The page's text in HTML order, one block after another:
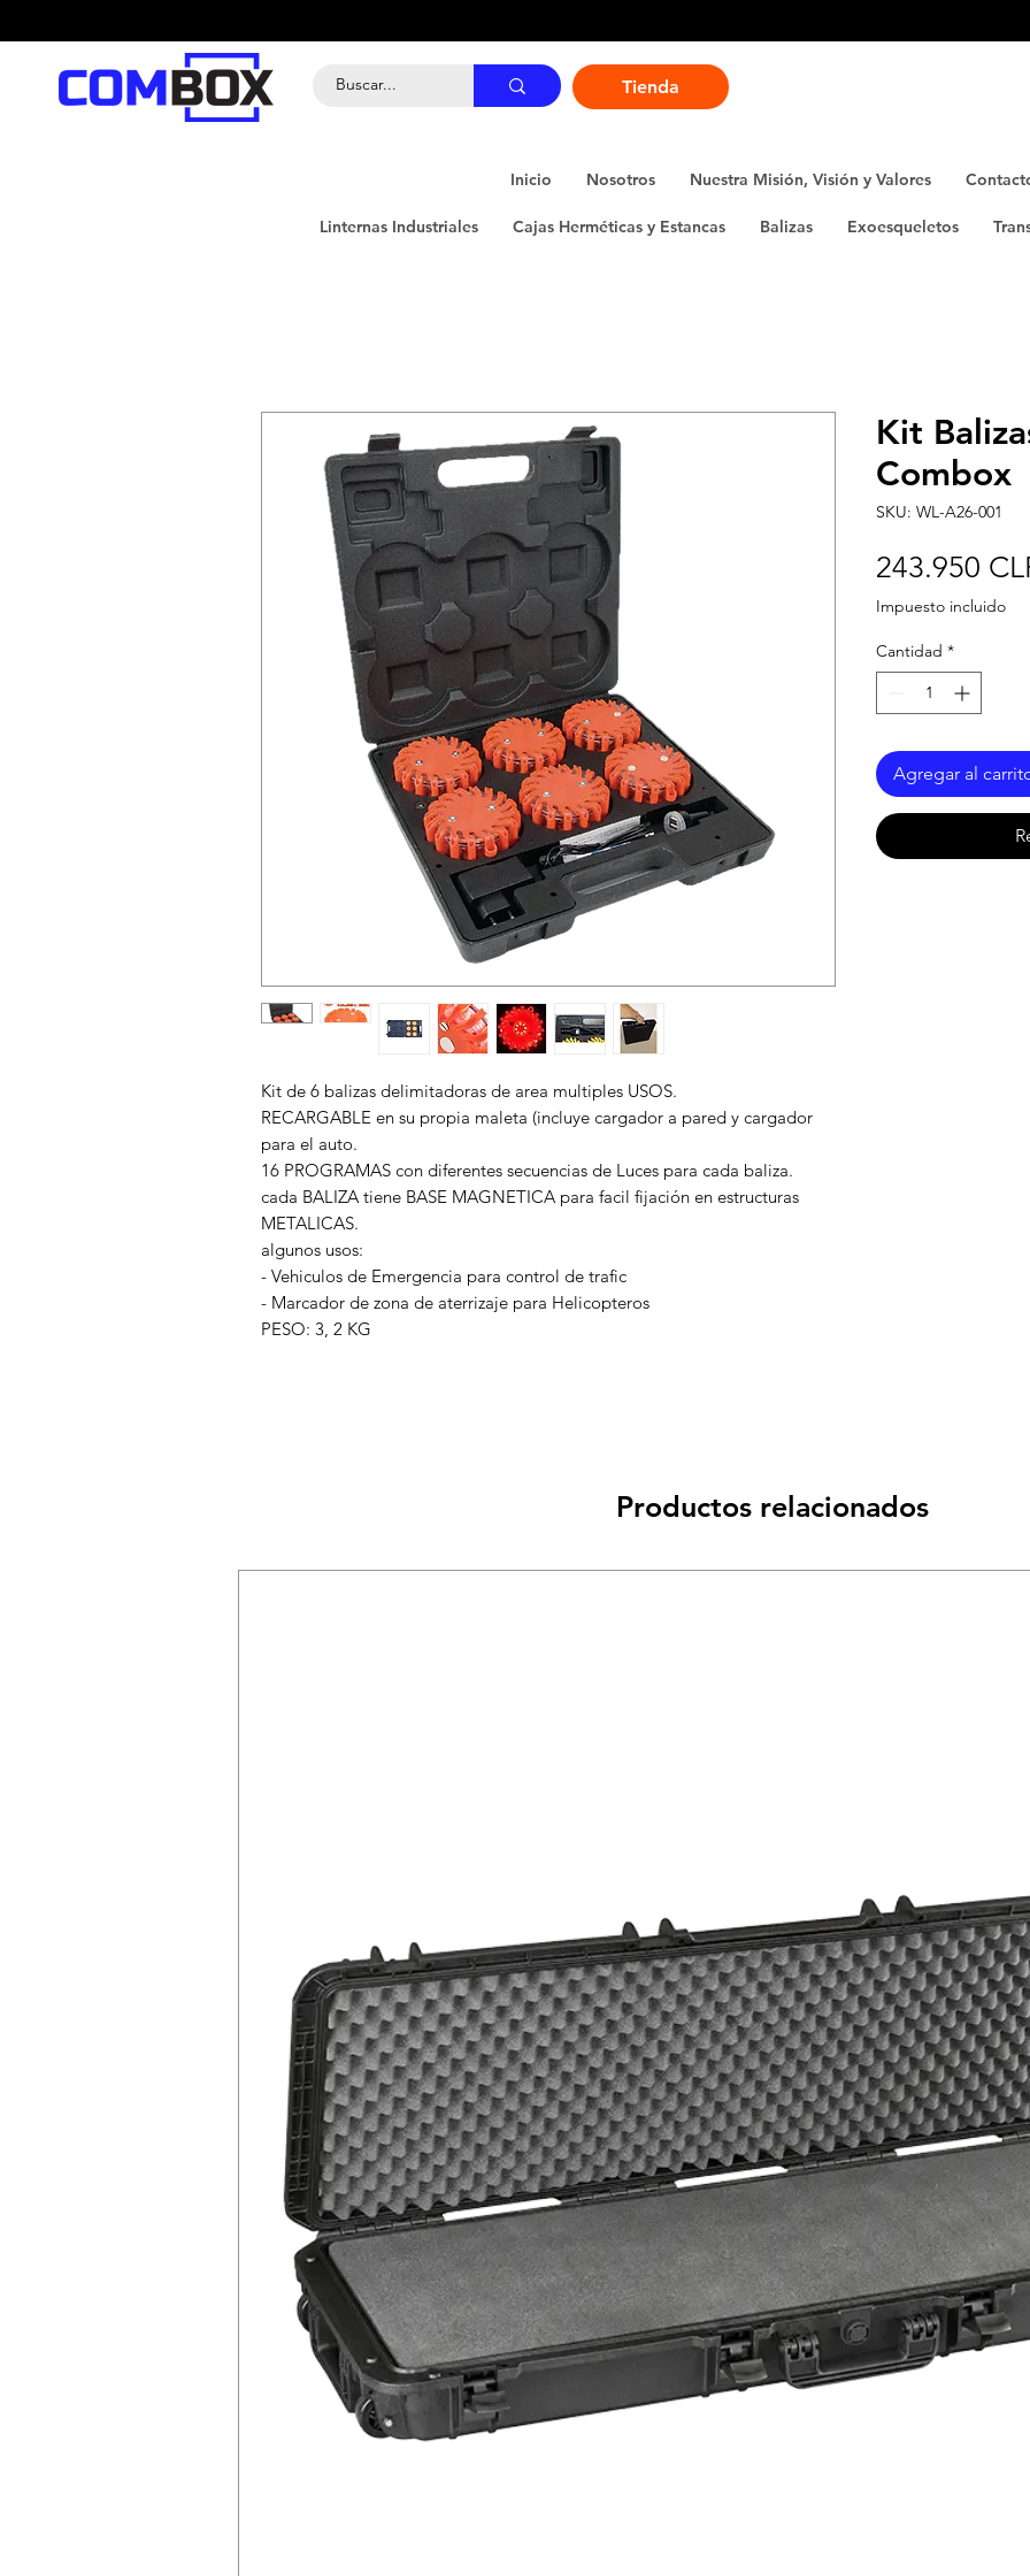
Tienda
Inicio Nosotros Nuestra Misión, Visión y Valores
Linternas Industriales Cajas Herméticas y Estancas Balizas Exoesqueletos
Kit de 6 balizas delimitadoras de area multiples USOS.
RECARGABLE en su propia maleta (incluye cargador a pared y cargador
para el auto.
16 PROGRAMAS con diferentes secuencias de Luces para cada baliza.
cada BALIZA tiene BASE MAGNETICA para facil fijación en estructuras
METALICAS.
algunos usos:
- Vehiculos de Emergencia para control de trafic
- Marcador de zona de aterrizaje para Helicopteros
PESO: 3, 2 KG
Kit
Combox
SKU: WL-A26-001
243.950
Impuesto incluido
Cantidad *
Agregar al
Productos relacionados